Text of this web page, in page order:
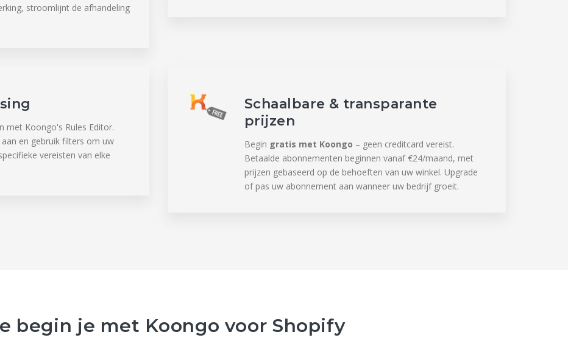
stroomlijnt de afhandeling
met Koongo's Rules Editor.
en gebruik filters om uw
vereisten van elke
Schaalbare & transparante
prijzen
Begin gratis met Koongo – geen creditcard vereist.
Betaalde abonnementen beginnen vanaf €24/maand, met
prijzen gebaseerd op de behoeften van uw winkel. Upgrade
of pas uw abonnement aan wanneer uw bedrijf groeit.
begin je met Koongo voor Shopify